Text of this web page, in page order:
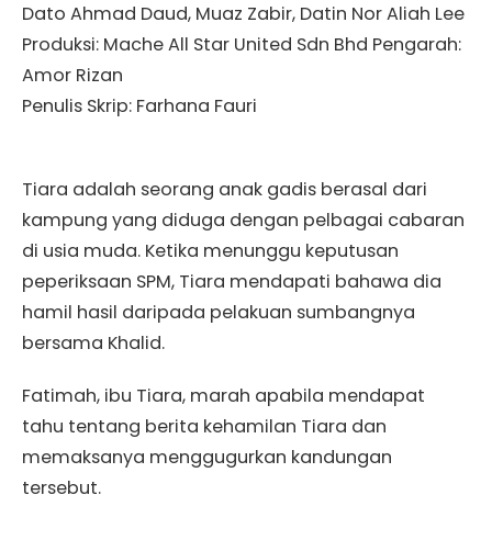
Dato Ahmad Daud, Muaz Zabir, Datin Nor Aliah Lee
Produksi: Mache All Star United Sdn Bhd Pengarah:
Amor Rizan
Penulis Skrip: Farhana Fauri
Tiara adalah seorang anak gadis berasal dari
kampung yang diduga dengan pelbagai cabaran
di usia muda. Ketika menunggu keputusan
peperiksaan SPM, Tiara mendapati bahawa dia
hamil hasil daripada pelakuan sumbangnya
bersama Khalid.
Fatimah, ibu Tiara, marah apabila mendapat
tahu tentang berita kehamilan Tiara dan
memaksanya menggugurkan kandungan
tersebut.